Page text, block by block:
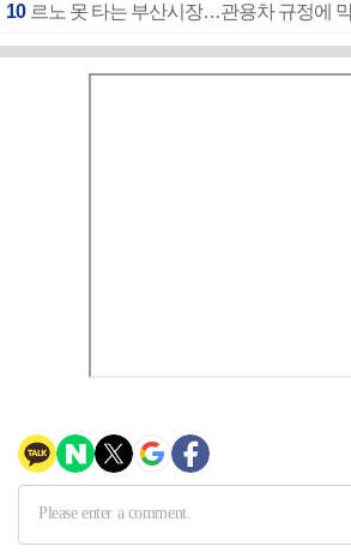
10 르노 못 타는 부산시장…관용차 규정에